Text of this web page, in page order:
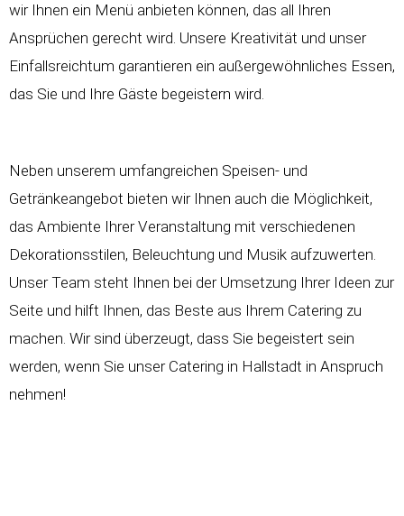
wir Ihnen ein Menü anbieten können, das all Ihren
Ansprüchen gerecht wird. Unsere Kreativität und unser
Einfallsreichtum garantieren ein außergewöhnliches Essen,
das Sie und Ihre Gäste begeistern wird.
Neben unserem umfangreichen Speisen- und
Getränkeangebot bieten wir Ihnen auch die Möglichkeit,
das Ambiente Ihrer Veranstaltung mit verschiedenen
Dekorationsstilen, Beleuchtung und Musik aufzuwerten.
Unser Team steht Ihnen bei der Umsetzung Ihrer Ideen zur
Seite und hilft Ihnen, das Beste aus Ihrem Catering zu
machen. Wir sind überzeugt, dass Sie begeistert sein
werden, wenn Sie unser Catering in Hallstadt in Anspruch
nehmen!